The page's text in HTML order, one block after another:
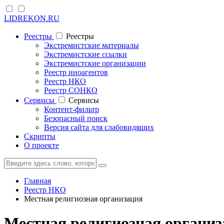
LIDREKON.RU
Реестры
Реестры
Экстремистские материалы
Экстремистские ссылки
Экстремистские организации
Реестр иноагентов
Реестр НКО
Реестр СОНКО
Cервисы
Cервисы
Контент-фильтр
Безопасный поиск
Версия сайта для слабовидящих
Скрипты
О проекте
Главная
Реестр НКО
Местная религиозная организация